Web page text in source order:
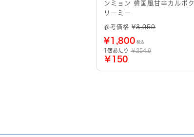
ンミョン 韓国風甘辛カルボク
リーミー
参考価格 ¥3,059
¥1,800 税込
1個あたり ￥254.9
￥150